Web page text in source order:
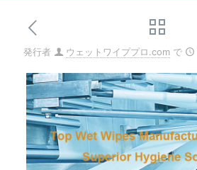
発行者 ウェットワイププロ.com で